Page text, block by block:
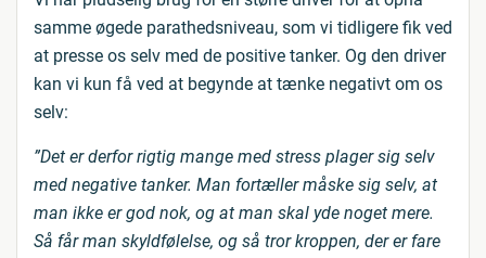
samme øgede parathedsniveau, som vi tidligere fik ved
at presse os selv med de positive tanker. Og den driver
kan vi kun få ved at begynde at tænke negativt om os
selv:
”Det er derfor rigtig mange med stress plager sig selv
med negative tanker. Man fortæller måske sig selv, at
man ikke er god nok, og at man skal yde noget mere.
Så får man skyldfølelse, og så tror kroppen, der er fare